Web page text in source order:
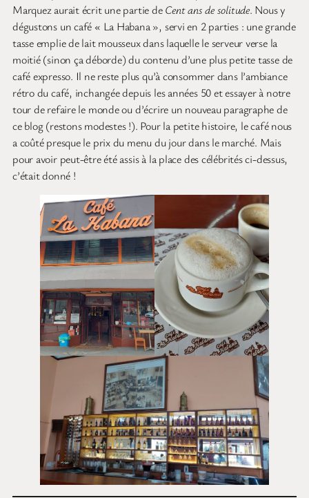
Marquez aurait écrit une partie deCent ans de solitude. Nous y
dégustons un café « La Habana », servi en 2 parties : une grande
tasse emplie de lait mousseux dans laquelle le serveur verse la
moitié (sinon ça déborde) du contenu d’une plus petite tasse de
café expresso. Il ne reste plus qu’à consommer dans l’ambiance
rétro du café, inchangée depuis les années 50 et essayer à notre
tour de refaire le monde ou d’écrire un nouveau paragraphe de
ce blog (restons modestes !). Pour la petite histoire, le café nous
a coûté presque le prix du menu du jour dans le marché. Mais
pour avoir peut-être été assis à la place des célébrités ci-dessus,
c’était donné !